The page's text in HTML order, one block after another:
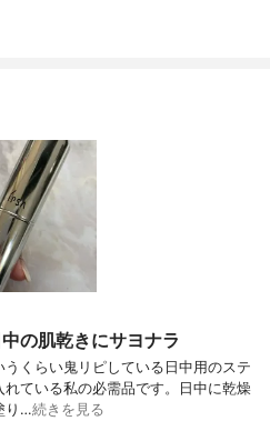
の肌乾きにサヨナラ
くらい鬼リピしている日中用のステ
ている私の必需品です。日中に乾燥
り…続きを見る